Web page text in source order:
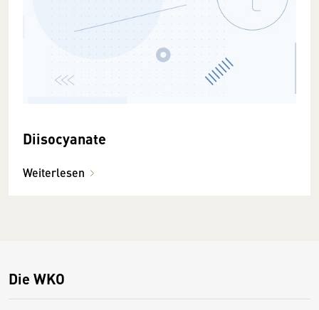
Diisocyanate
Weiterlesen
Die WKO